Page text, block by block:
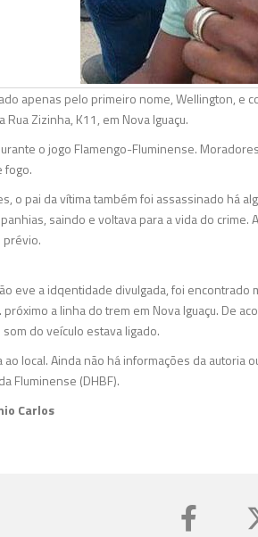
apenas pelo primeiro nome, Wellington, e
Zizinha, K11, em Nova Iguaçu.
o jogo Flamengo-Fluminense.
fogo.
o pai da vítima também foi assassinado há
saindo e voltava para a vida do
prévio.
eve a idqentidade divulgada, foi
a linha do trem em Nova Iguaçu. De
do veículo estava ligado.
ao local. Ainda não há informações da
Fluminense (DHBF).
Carlos